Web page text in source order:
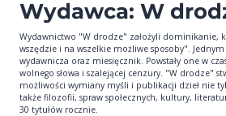
Wydawca: W
Wydawnictwo "W drodze" założyli dominikanie,
wszędzie i na wszelkie możliwe sposoby".
wydawnicza oraz miesięcznik. Powstały one w
wolnego słowa i szalejącej cenzury. "W drodze"
możliwości wymiany myśli i publikacji dzieł nie
także filozofii, spraw społecznych, kultury,
30 tytułów rocznie.